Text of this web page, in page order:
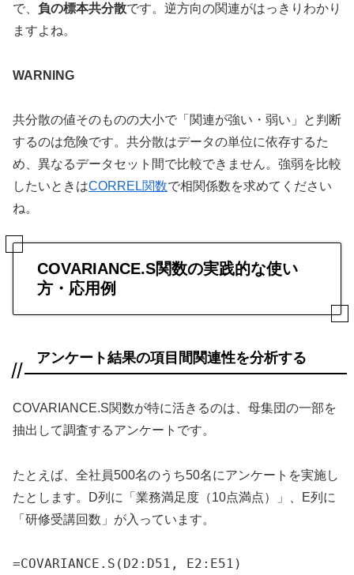
で、 負の標本共分散です。逆方向の関連がはっきりわかり
ますよね。
WARNING
共分散の値そのものの大小で「関連が強い・弱い」と判断
するのは危険です。共分散はデータの単位に依存するた
め、異なるデータセット間で比較できません。強弱を比較
したいときはCORREL関数で相関係数を求めてください
ね。
COVARIANCE.S関数の実践的な使い
方・応用例
アンケート結果の項目間関連性を分析する
COVARIANCE.S関数が特に活きるのは、母集団の一部を
抽出して調査するアンケートです。
たとえば、全社員500名のうち50名にアンケートを実施し
たとします。D列に「業務満足度（10点満点）」、E列に
「研修受講回数」が入っています。
=COVARIANCE.S(D2:D51, E2:E51)